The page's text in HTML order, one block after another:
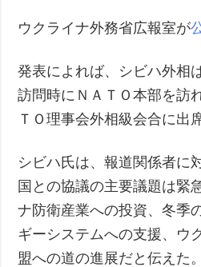
ウクライナ外務省広報室が
発表によれば、シビハ外相
訪問時にＮＡＴＯ本部を訪
ＴＯ理事会外相級会合に出
シビハ氏は、報道関係者に
国との協議の主要議題は緊
ナ防衛産業への投資、冬季
ギーシステムへの支援、ウ
盟への道の進展だと伝えた。